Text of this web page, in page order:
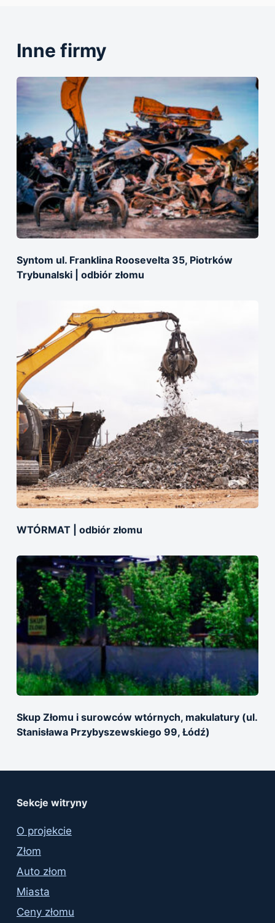
Inne firmy
Syntom ul. Franklina Roosevelta 35, Piotrków
Trybunalski | оdbiór złomu
WTÓRMAT | odbiór złomu
Skup Złomu i surowców wtórnych, makulatury (ul.
Stanisława Przybyszewskiego 99, Łódź)
Sekcje witryny
O projekcie
Złom
Auto złom
Miasta
Ceny złomu